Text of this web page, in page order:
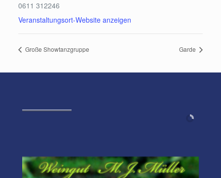
0611 312246
Veranstaltungsort-Website anzeigen
Große Showtanzgruppe Garde